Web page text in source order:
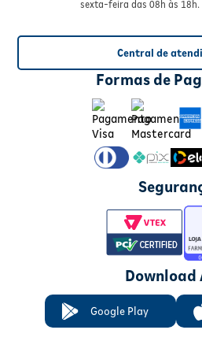
sexta-feira das 08h às
Central de
Formas de
Download
Google Play